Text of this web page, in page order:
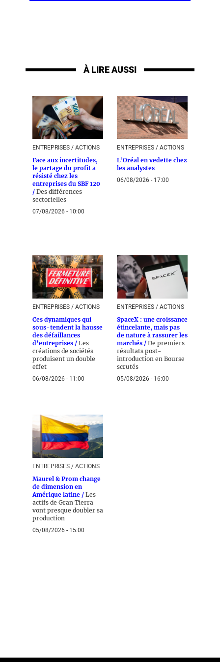
À LIRE AUSSI
ENTREPRISES / ACTIONS
Face aux incertitudes,
le partage du profit a
résisté chez les
entreprises du SBF 120
/ Des différences
sectorielles
07/08/2026 - 10:00
ENTREPRISES / ACTIONS
L'Oréal en vedette chez
les analystes
06/08/2026 - 17:00
ENTREPRISES / ACTIONS
Ces dynamiques qui
sous-tendent la hausse
des défaillances
d’entreprises / Les
créations de sociétés
produisent un double
effet
06/08/2026 - 11:00
ENTREPRISES / ACTIONS
SpaceX : une croissance
étincelante, mais pas
de nature à rassurer les
marchés / De premiers
résultats post-
introduction en Bourse
scrutés
05/08/2026 - 16:00
ENTREPRISES / ACTIONS
Maurel & Prom change
de dimension en
Amérique latine / Les
actifs de Gran Tierra
vont presque doubler sa
production
05/08/2026 - 15:00